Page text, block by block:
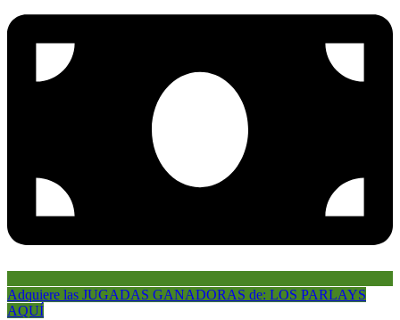
Adquiere las JUGADAS GANADORAS de: LOS PARLAYS
AQUÍ